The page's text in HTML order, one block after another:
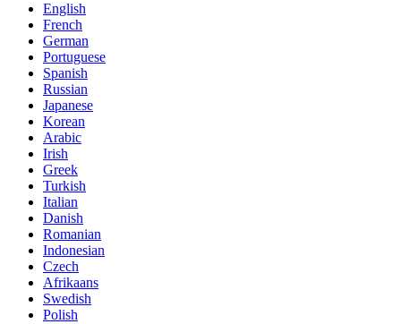
English
French
German
Portuguese
Spanish
Russian
Japanese
Korean
Arabic
Irish
Greek
Turkish
Italian
Danish
Romanian
Indonesian
Czech
Afrikaans
Swedish
Polish